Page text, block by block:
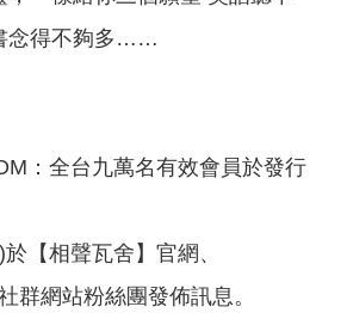
念得不夠多……
：全台九萬名有效會員於發行
【相聲瓦舍】官網、
群網站粉絲團發佈訊息。